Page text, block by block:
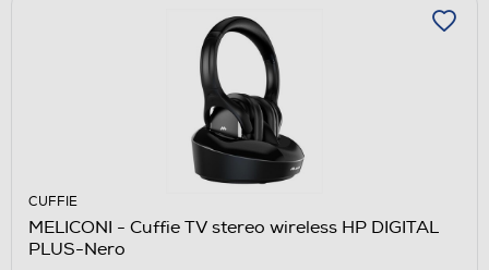
CUFFIE
MELICONI - Cuffie TV stereo wireless HP DIGITAL
PLUS-Nero